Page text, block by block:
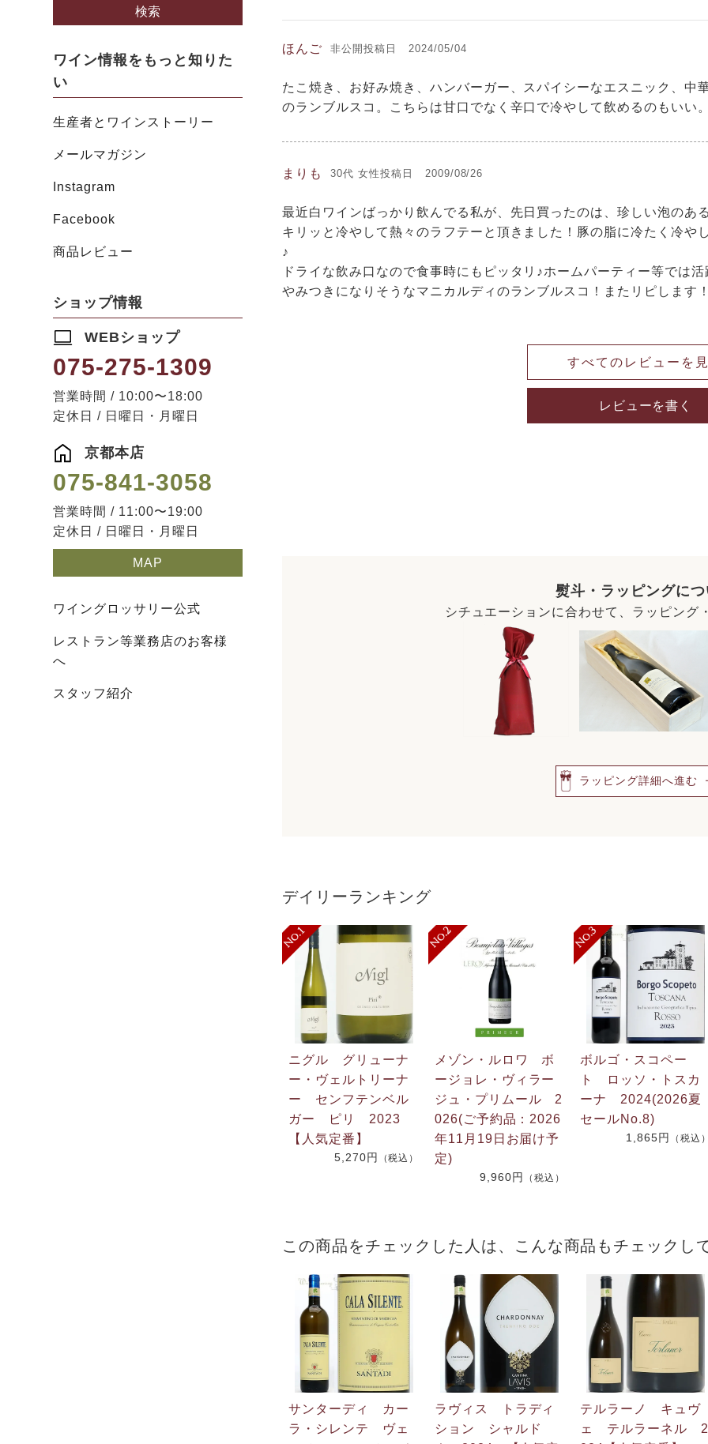
検索
ワイン情報をもっと知りた
い
生産者とワインストーリー
メールマガジン
Instagram
Facebook
商品レビュー
ショップ情報
WEBショップ
075-275-1309
営業時間 / 10:00〜18:00
定休日 / 日曜日・月曜日
京都本店
075-841-3058
営業時間 / 11:00〜19:00
定休日 / 日曜日・月曜日
MAP
ワイングロッサリー公式
レストラン等業務店のお客様
へ
スタッフ紹介
ほんご 非公開 投稿日 2024/05/04
たこ焼き、お好み焼き、ハンバーガー、スパイシーなエスニック、中
のランブルスコ。こちらは甘口でなく辛口で冷やして飲めるのもいい
まりも 30代 女性投稿日 2009/08/26
最近白ワインばっかり飲んでる私が、先日買ったのは、珍しい泡のあ
キリッと冷やして熱々のラフテーと頂きました！豚の脂に冷たく冷
♪
ドライな飲み口なので食事時にもピッタリ♪ホームパーティー等では
やみつきになりそうなマニカルディのランブルスコ！またリピします
すべてのレビューを
レビューを書く
熨斗・ラッピングに
シチュエーションに合わせて、ラッピング
ラッピング詳細へ進む
デイリーランキング
ニグル グリューナ
ー・ヴェルトリーナ
ー センフテンベル
ガー ピリ 2023
【人気定番】
5,270円 （税込）
メゾン・ルロワ ボ
ージョレ・ヴィラー
ジュ・プリムール 2
026(ご予約品：2026
年11月19日お届け予
定)
9,960円 （税込）
ボルゴ・スコペー
ト ロッソ・トスカ
ーナ 2024(2026夏
セールNo.8)
1,865円 （税込
この商品をチェックした人は、こんな商品もチェックし
サンターディ カー
ラ・シレンテ ヴェ
ラヴィス トラディ
ション シャルド
テルラーノ キュヴ
ェ テルラーネル